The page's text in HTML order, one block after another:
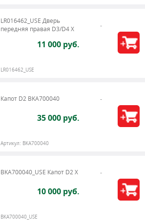
LR016462_USE Дверь
передняя правая D3/D4 Х
11 000 руб.
LR016462_USE
Капот D2 BKA700040
35 000 руб.
Артикул: BKA700040
BKA700040_USE Капот D2 X
10 000 руб.
BKA700040_USE